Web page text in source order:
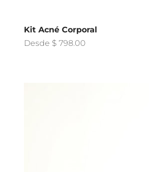
Kit Acné Corporal
Precio de oferta
Desde $ 798.00